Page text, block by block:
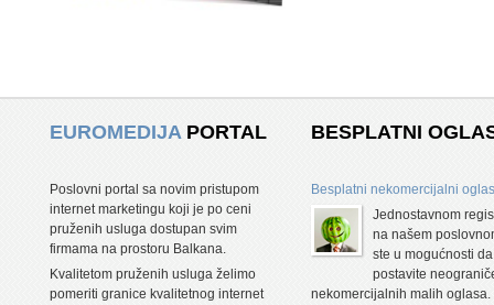
EUROMEDIJAPORTAL
Poslovni portal sa novim pristupom
internet marketingu koji je po ceni
pruženih usluga dostupan svim
firmama na prostoru Balkana.
Kvalitetom pruženih usluga želimo
pomeriti granice kvalitetnog internet
BESPLATNI
Besplatni nekomercijalni
Jednostavnom
na našem
ste u mogućnosti da
postavite
nekomercijalnih malih oglasa.